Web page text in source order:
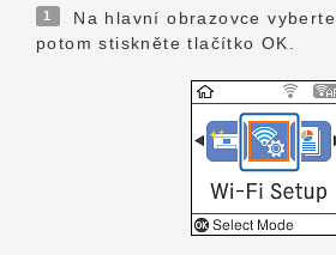
1 Na hlavní obrazovce vyberte
potom stiskněte tlačítko OK.